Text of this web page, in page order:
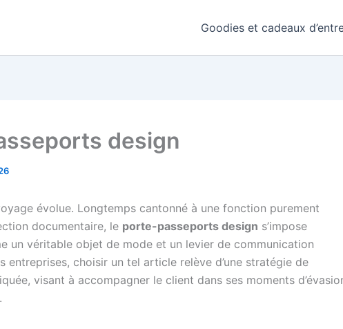
Goodies et cadeaux
design
évolue. Longtemps cantonné à une fonction purement
documentaire, le porte-passeports design s’impose
un véritable objet de mode et un levier de communication
entreprises, choisir un tel article relève d’une stratégie de
visant à accompagner le client dans ses moments